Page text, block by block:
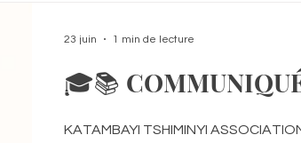
🎓📚
KATAMBAYI TSHIMINYI
23 juin 1 min de lecture